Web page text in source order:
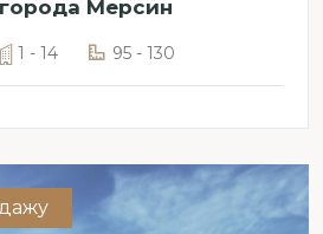
Мерсин
1 - 14 95 - 130